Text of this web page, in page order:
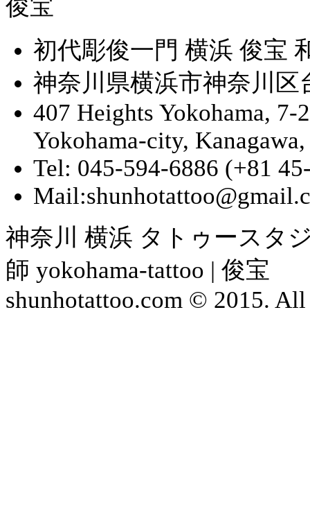
初代彫俊一門 横浜 俊宝
神奈川県横浜市神奈川区
407 Heights Yokohama,
Yokohama-city, Kanagawa,
Tel: 045-594-6886 (+81
神奈川 横浜 タトゥースタ
師 yokohama-tattoo | 俊宝
shunhotattoo.com © 2015. All